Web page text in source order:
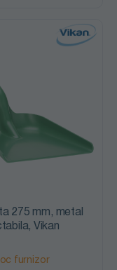
275 mm, metal
detectabila, Vikan
furnizor